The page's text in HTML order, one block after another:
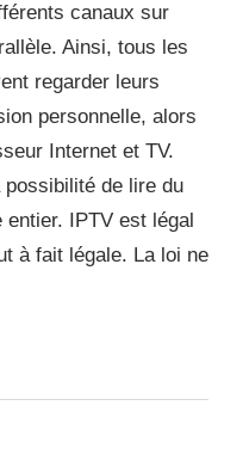
canaux sur
Ainsi, tous les
regarder leurs
personnelle, alors
Internet et TV.
de lire du
entier. IPTV est légal
à fait légale. La loi ne